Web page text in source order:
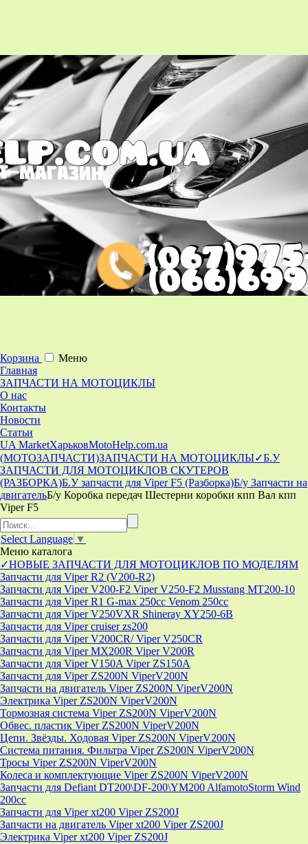
Корзина
Меню
Главная
ЗАПЧАСТИ НА МОТОЦИКЛЫ
О нас
Контакты
Новости
Статьи
UA MarketХарьковMotoHelp.com.ua
(МОТОЗАПЧАСТИ)ЗАПЧАСТИ НА МОТОЦИКЛЫ✓Б.У
ЗАПЧАСТИ ДЛЯ МОТОЦИКЛОВ СКУТЕРОВ
(РАЗБОРКА)Б.У запчасти для Viper F5 (Разборка)Б/у Запчасти на
двигательБ/у Коробка передач Шестерни коробки кпп Вал кпп
Viper F5
Select Language ▼
Меню каталога
✓НОВЫЕ ЗАПЧАСТИ ДЛЯ МОТОЦИКЛОВ ПО МОДЕЛЯМ
Запчасти для Viper R2 (V200-R2)
Запчасти для Viper V200-F2 Viper V250-F2 Musstang MT200-10
Запчасти для Viper R1 G-max 250cc Venom 250cc
Запчасти для Viper V250VXR Shineray XY250-6B
Запчасти для Viper cruiser zs200
Запчасти для Viper V200CR/ Viper V250CR
Запчасти для Viper MX200R Viper V200R
Запчасти для Viper V150A Viper ZS150A
Запчасти для Viper ZS200N ViperV200N
Запчасти на двигатель Viper ZS200N ViperV200N
Электрика Viper ZS200N ViperV200N
Тормозная система Viper ZS200N ViperV200N
Обвес. пластик Viper ZS200N ViperV200N
Цепи. Звёзды. Ходовая Viper ZS200N ViperV200N
Система питания. Фильтра Viper ZS200N ViperV200N
Тросы Viper ZS200N ViperV200N
Колеса и комплектующие Viper ZS200N ViperV200N
Запчасти для Defiant DT200\DF-200\YM200 AlfamotoStorm Wind
200cc
Запчасти для Viper xt200 Viper ZS200J
Запчасти на двигатель Viper xt200 Viper ZS200J
Электрика Viper xt200 Viper ZS200J